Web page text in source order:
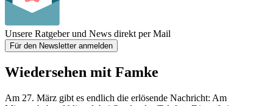
Unsere Ratgeber und News direkt per Mail
Für den Newsletter anmelden
Wiedersehen mit Famke
Am 27. März gibt es endlich die erlösende Nachricht: Am